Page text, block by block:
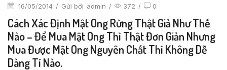
16/05/2014 / Gửi bởi admin / 372 / 0
Cách Xác Định Mật Ong Rừng Thật Giả Như Thế
Nào – Để Mua Mật Ong Thì Thật Đơn Giản Nhưng
Mua Được Mật Ong Nguyên Chất Thì Không Dễ
Dàng Tí Nào.